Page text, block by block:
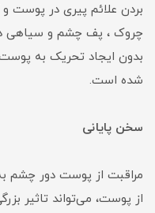
بردن علائم پیری در
چروک ، پف چشم و سیاهی
بدون ایجاد تحریک به
شده است.
سخن پایانی
مراقبت از پوست دور چشم
از پوست، می‌تواند تاثیر